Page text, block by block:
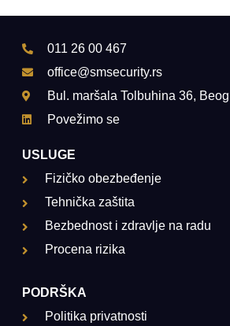
011 26 00 467
office@smsecurity.rs
Bul. maršala Tolbuhina 36,
Povežimo se
USLUGE
Fizičko obezbeđenje
Tehnička zaštita
Bezbednost i zdravlje na radu
Procena rizika
PODRŠKA
Politika privatnosti